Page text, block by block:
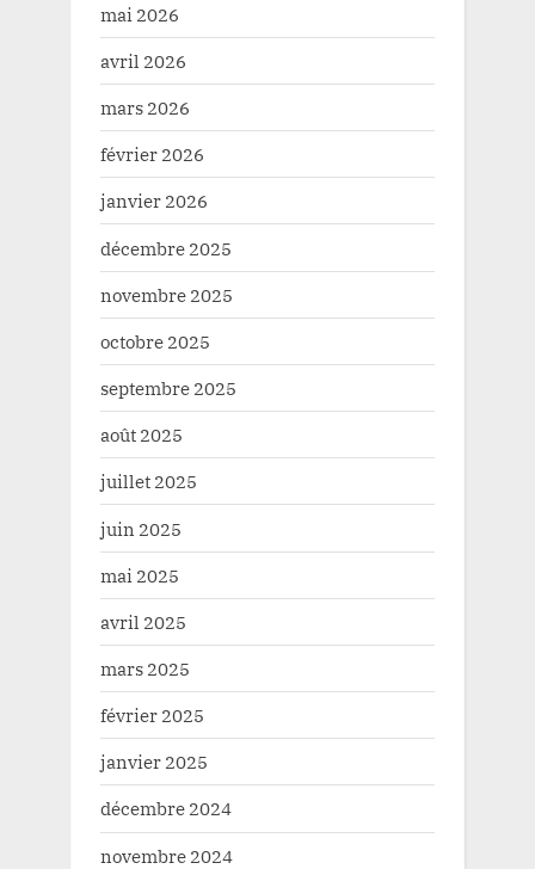
mai 2026
avril 2026
mars 2026
février 2026
janvier 2026
décembre 2025
novembre 2025
octobre 2025
septembre 2025
août 2025
juillet 2025
juin 2025
mai 2025
avril 2025
mars 2025
février 2025
janvier 2025
décembre 2024
novembre 2024